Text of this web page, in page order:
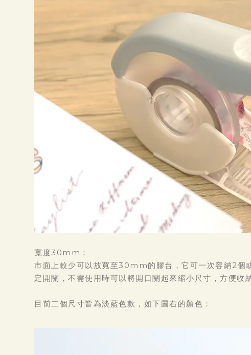
寬度30mm：
市面上較少可以放寬至30mm的膠台，它可一次容納2
定開關，不需使用時可以將開口關起來縮小尺寸，方便
目前二個尺寸皆為淡藍色款，如下圖右的顏色：